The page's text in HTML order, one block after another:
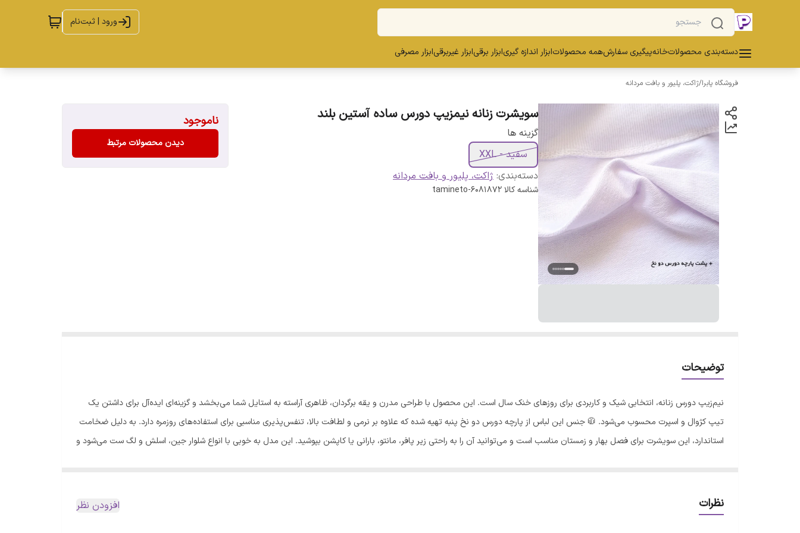
ورود | ثبت‌نام
دسته‌بندی محصولاتخانهپیگیری سفارشهمه محصولاتابزار اندازه گیریابزار برقیابزار غیربرقیابزار مصرفی
فروشگاه پابرا/ژاکت، پلیور و بافت مردانه
سویشرت زنانه نیمزیپ دورس ساده آستین بلند
گزینه ها
سفید - XXL
دسته‌بندی: ژاکت، پلیور و بافت مردانه
شناسه کالاtamineto-6081872
ناموجود
دیدن محصولات مرتبط
توضیحات
نیم‌زیپ دورس زنانه، انتخابی شیک و کاربردی برای روزهای خنک سال است. این محصول با طراحی مدرن و یقه برگردان، ظاهری آراسته به استایل شما می‌بخشد و گزینه‌ای ایده‌آل برای داشتن یک
تیپ کژوال و اسپرت محسوب می‌شود. 🧥 جنس این لباس از پارچه دورس دو نخ پنبه تهیه شده که علاوه بر نرمی و لطافت بالا، تنفس‌پذیری مناسبی برای استفاده‌های روزمره دارد. به دلیل ضخامت
استاندارد، این سویشرت برای فصل بهار و زمستان مناسب است و می‌توانید آن را به راحتی زیر پافر، مانتو، بارانی یا کاپشن بپوشید. این مدل به خوبی با انواع شلوار جین، اسلش و لگ ست می‌شود و
نظرات افزودن نظر